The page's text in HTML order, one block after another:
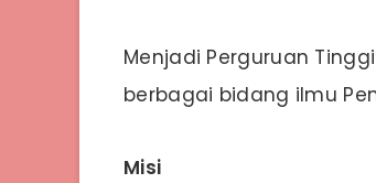
Menjadi Perguruan
berbagai bidang ilmu
Misi